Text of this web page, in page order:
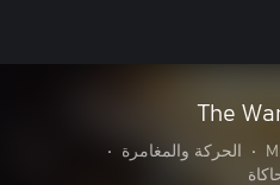
The
• الحركة والمغامرة
•